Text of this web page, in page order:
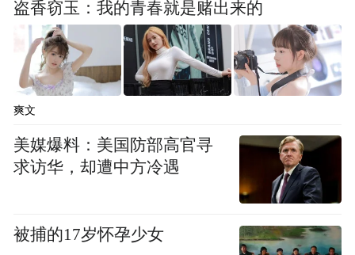
盗香窃玉：我的青春就是赌出来的
爽文
美媒爆料：美国防部高官寻
求访华，却遭中方冷遇
被捕的17岁怀孕少女